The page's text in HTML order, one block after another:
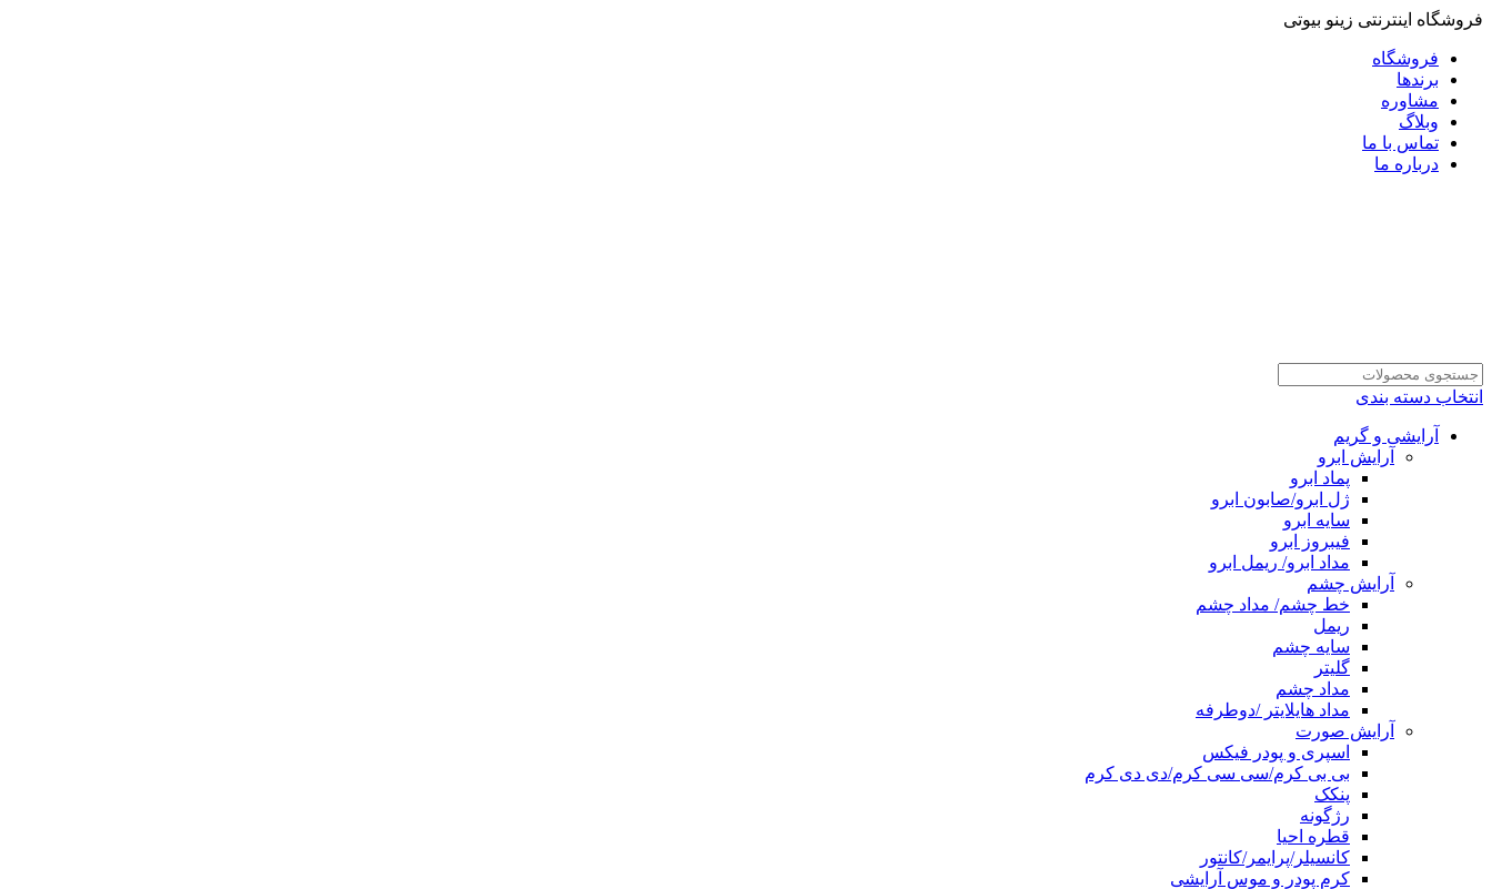
فروشگاه اینترنتی زینو بیوتی
فروشگاه
برندها
مشاوره
وبلاگ
تماس با ما
درباره ما
انتخاب دسته بندی
آرایشی و گریم
آرایش ابرو
پماد ابرو
ژل ابرو/صابون ابرو
سایه ابرو
فیبروز ابرو
مداد ابرو/ ریمل ابرو
آرایش چشم
خط چشم/ مداد چشم
ریمل
سایه چشم
گلیتر
مداد چشم
مداد هایلایتر /دوطرفه
آرایش صورت
اسپری و پودر فیکس
بی بی کرم/سی سی کرم/دی دی کرم
پنکک
رژگونه
قطره احیا
کانسیلر/پرایمر/کانتور
کرم پودر و موس آرایشی